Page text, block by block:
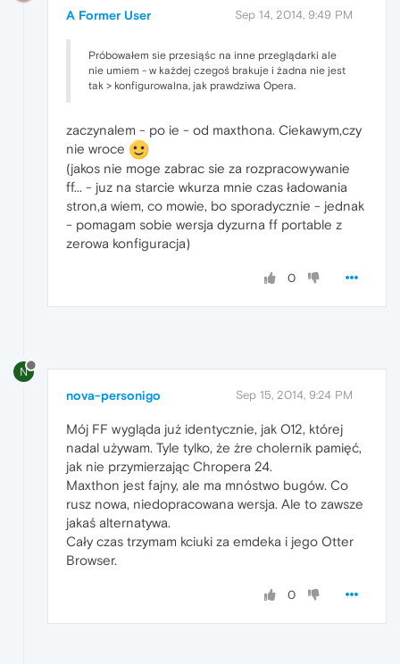
A Former User Sep 14, 2014, 9:49 PM
Próbowałem sie przesiąśc na inne przeglądarki ale
nie umiem - w każdej czegoś brakuje i żadna nie jest
tak > konfigurowalna, jak prawdziwa Opera.
zaczynalem - po ie - od maxthona. Ciekawym,czy
nie wroce
(jakos nie moge zabrac sie za rozpracowywanie
ff... - juz na starcie wkurza mnie czas ładowania
stron,a wiem, co mowie, bo sporadycznie - jednak
- pomagam sobie wersja dyzurna ff portable z
zerowa konfiguracja)
0
N
nova-personigo Sep 15, 2014, 9:24 PM
Mój FF wygląda już identycznie, jak O12, której
nadal używam. Tyle tylko, że żre cholernik pamięć,
jak nie przymierzając Chropera 24.
Maxthon jest fajny, ale ma mnóstwo bugów. Co
rusz nowa, niedopracowana wersja. Ale to zawsze
jakaś alternatywa.
Cały czas trzymam kciuki za emdeka i jego Otter
Browser.
0